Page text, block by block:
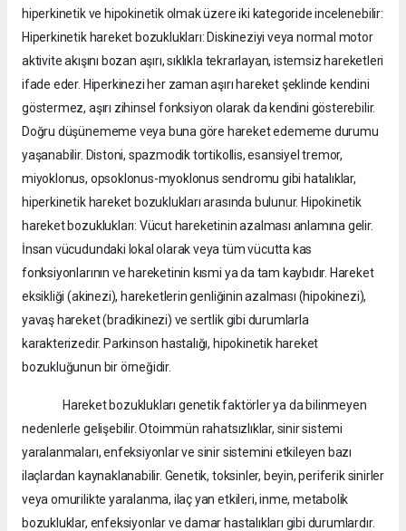
hiperkinetik ve hipokinetik olmak üzere iki kategoride incelenebilir:
Hiperkinetik hareket bozuklukları: Diskineziyi veya normal motor
aktivite akışını bozan aşırı, sıklıkla tekrarlayan, istemsiz hareketleri
ifade eder. Hiperkinezi her zaman aşırı hareket şeklinde kendini
göstermez, aşırı zihinsel fonksiyon olarak da kendini gösterebilir.
Doğru düşünememe veya buna göre hareket edememe durumu
yaşanabilir. Distoni, spazmodik tortikollis, esansiyel tremor,
miyoklonus, opsoklonus-myoklonus sendromu gibi hatalıklar,
hiperkinetik hareket bozuklukları arasında bulunur. Hipokinetik
hareket bozuklukları: Vücut hareketinin azalması anlamına gelir.
İnsan vücudundaki lokal olarak veya tüm vücutta kas
fonksiyonlarının ve hareketinin kısmi ya da tam kaybıdır. Hareket
eksikliği (akinezi), hareketlerin genliğinin azalması (hipokinezi),
yavaş hareket (bradikinezi) ve sertlik gibi durumlarla
karakterizedir. Parkinson hastalığı, hipokinetik hareket
bozukluğunun bir örneğidir.
Hareket bozuklukları genetik faktörler ya da bilinmeyen
nedenlerle gelişebilir. Otoimmün rahatsızlıklar, sinir sistemi
yaralanmaları, enfeksiyonlar ve sinir sistemini etkileyen bazı
ilaçlardan kaynaklanabilir. Genetik, toksinler, beyin, periferik sinirler
veya omurilikte yaralanma, ilaç yan etkileri, inme, metabolik
bozukluklar, enfeksiyonlar ve damar hastalıkları gibi durumlardır.